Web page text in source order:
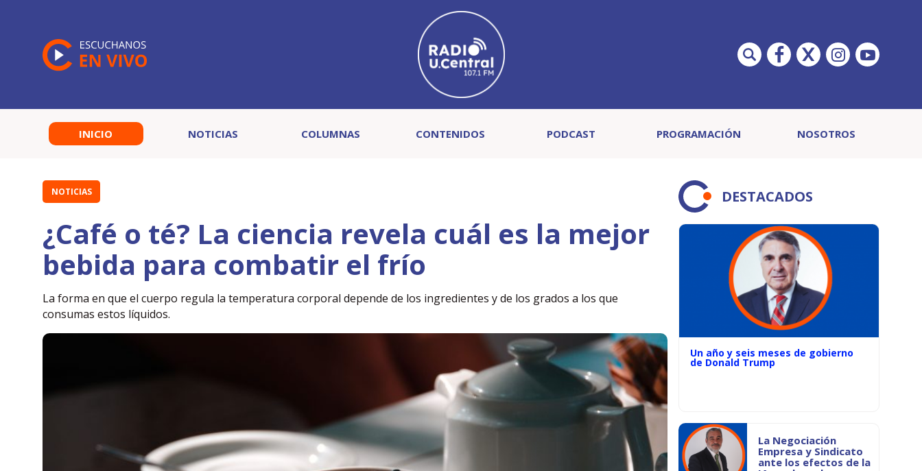
INICIO NOTICIAS COLUMNAS CONTENIDOS PODCAST PROGRAMACIÓN NOSOTROS
NOTICIAS
¿Café o té? La ciencia revela cuál es la mejor
bebida para combatir el frío
La forma en que el cuerpo regula la temperatura corporal depende de los ingredientes y de los grados a los que
consumas estos líquidos.
DESTACADOS
Un año y seis meses de gobierno
de Donald Trump
La Negociación
Empresa y Sindicato
ante los efectos de la